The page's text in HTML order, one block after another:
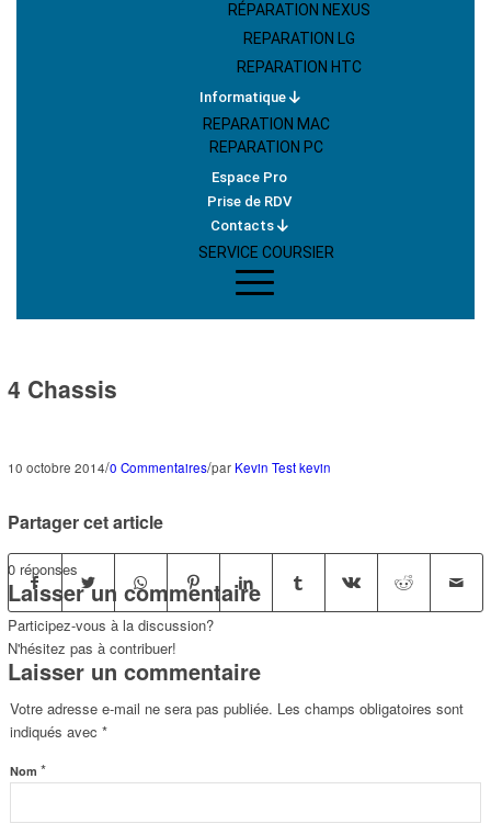
RÉPARATION NEXUS
REPARATION LG
REPARATION HTC
Informatique
REPARATION MAC
REPARATION PC
Espace Pro
Prise de RDV
Contacts
SERVICE COURSIER
4 Chassis
10 octobre 2014/0 Commentaires/par Kevin Test kevin
Partager cet article
0 réponses
Laisser un commentaire
Participez-vous à la discussion?
N'hésitez pas à contribuer!
Laisser un commentaire
Votre adresse e-mail ne sera pas publiée. Les champs obligatoires sont
indiqués avec *
Nom *